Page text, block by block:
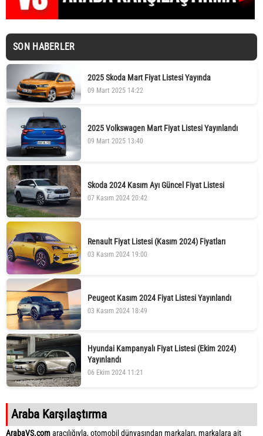
SON HABERLER
2025 Skoda Mart Fiyat Listesi Yayında
09 Mart 2025 14:22
2025 Volkswagen Mart Fiyat Listesi Yayınlandı
09 Mart 2025 13:40
Skoda 2024 Kasım Ayı Güncel Fiyat Listesi
07 Kasım 2024 20:42
Renault Fiyat Listesi (Kasım 2024) Fiyatları
03 Kasım 2024 19:00
Peugeot Kasım 2024 Fiyat Listesi Yayınlandı
03 Kasım 2024 18:49
Hyundai Kampanyalı Fiyat Listesi (Ekim 2024)
Yayınlandı
06 Ekim 2024 11:21
Araba Karşılaştırma
ArabaVS.comaracılığıyla, otomobil dünyasından markaları, markalara ait